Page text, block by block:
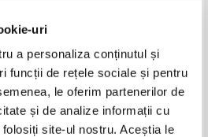
uri
a personaliza conținutul și
funcții de rețele sociale și pentru
le oferim partenerilor de
și de analize informații cu
site-ul nostru. Aceștia le
Liviu Surugiu - Pulsar
Pret:15,00Lei 10,50 Lei